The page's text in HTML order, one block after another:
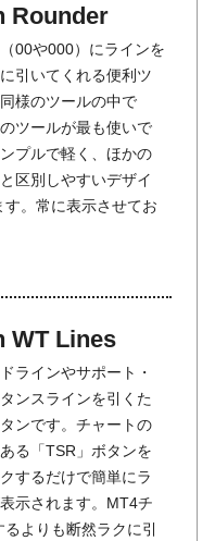
Rounder
00や000）にラインを
引いてくれる便利ツ
様のツールの中で
ツールが最も使いで
プルで軽く、ほかの
区別しやすいデザイ
。常に表示させてお
WT Lines
ドラインやサポート・
ンスラインを引くた
ンです。チャートの
る「TSR」ボタンを
するだけで簡単にラ
示されます。MT4チ
よりも断然ラクに引